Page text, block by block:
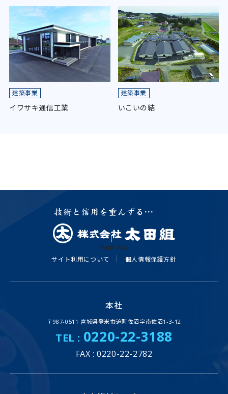
建築事業
イワサキ通信工業
建築事業
いこいの結
Page Top
サイト利用について 個人情報保護方針
本社
〒987-0511 宮城県登米市迫町佐沼字南佐沼1-3-12
TEL : 0220-22-3188
FAX : 0220-22-2782